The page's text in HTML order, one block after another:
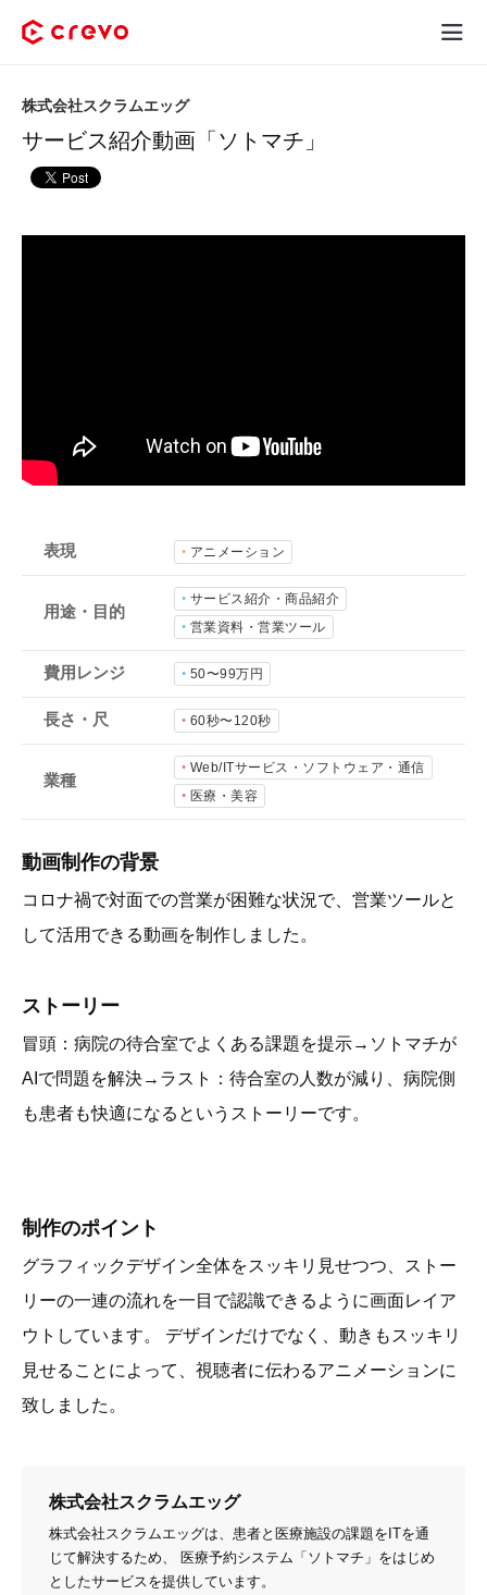
採用コンテンツ制作
お役立ち情報
会社概要
採用情報
- 動画に関するご相談はこちら -
お問合わせ・無料見積もり
資料ダウンロード
サービス紹介動画「ソトマチ」
株式会社スクラムエッグ
表現 アニメーション
用途・目的
サービス紹介・商品紹介
営業資料・営業ツール
費用レンジ 50〜99万円
長さ・尺 60秒〜120秒
業種
Web/ITサービス・ソフトウェア・通信
医療・美容
動画制作の背景
コロナ禍で対面での営業が困難な状況で、営業ツールと
して活用できる動画を制作しました。
ストーリー
冒頭：病院の待合室でよくある課題を提示→ソトマチが
AIで問題を解決→ラスト：待合室の人数が減り、病院側
も患者も快適になるというストーリーです。
制作のポイント
グラフィックデザイン全体をスッキリ見せつつ、ストー
リーの一連の流れを一目で認識できるように画面レイア
ウトしています。 デザインだけでなく、動きもスッキリ
見せることによって、視聴者に伝わるアニメーションに
致しました。
株式会社スクラムエッグ
株式会社スクラムエッグは、患者と医療施設の課題をITを通
じて解決するため、 医療予約システム「ソトマチ」をはじめ
としたサービスを提供しています。